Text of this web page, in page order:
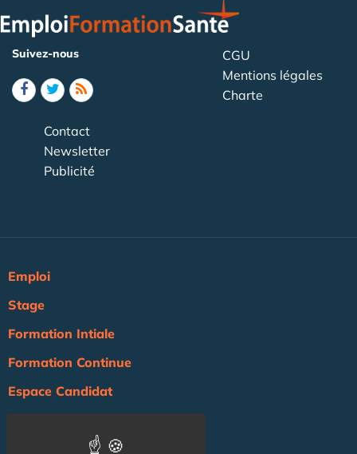
Suivez-nous
CGU
Mentions légales
Charte
Contact
Newsletter
Publicité
Emploi
Stage
Formation Intiale
Formation Continue
Espace Candidat